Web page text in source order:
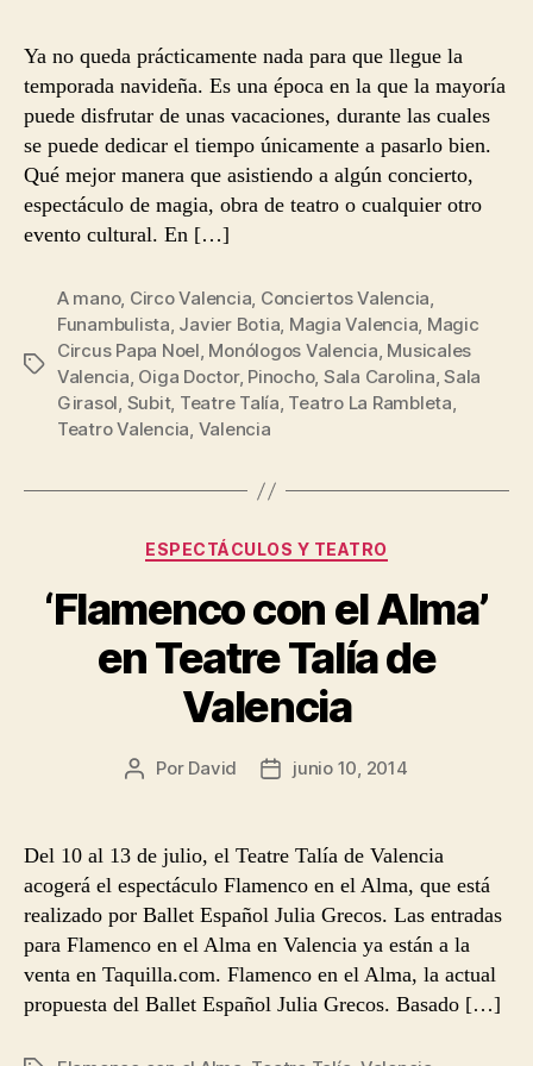
Ya no queda prácticamente nada para que llegue la
temporada navideña. Es una época en la que la mayoría
puede disfrutar de unas vacaciones, durante las cuales
se puede dedicar el tiempo únicamente a pasarlo bien.
Qué mejor manera que asistiendo a algún concierto,
espectáculo de magia, obra de teatro o cualquier otro
evento cultural. En […]
Etiquetas
A mano, Circo Valencia, Conciertos Valencia,
Funambulista, Javier Botia, Magia Valencia, Magic
Circus Papa Noel, Monólogos Valencia, Musicales
Valencia, Oiga Doctor, Pinocho, Sala Carolina,Sala
Girasol, Subit, Teatre Talía, Teatro La Rambleta,
Teatro Valencia, Valencia
Categorías
ESPECTÁCULOS Y TEATRO
‘Flamenco con el Alma’
en Teatre Talía de
Valencia
Autor
entrada
Por David
Fecha
entrada
junio 10, 2014
Del 10 al 13 de julio, el Teatre Talía de Valencia
acogerá el espectáculo Flamenco en el Alma, que está
realizado por Ballet Español Julia Grecos. Las entradas
para Flamenco en el Alma en Valencia ya están a la
venta en Taquilla.com. Flamenco en el Alma, la actual
propuesta del Ballet Español Julia Grecos. Basado […]